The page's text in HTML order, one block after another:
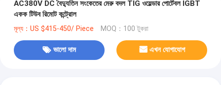
AC380V DC বৈদ্যুতিন সংকেতের মেরু বদল TIG ওয়েল্ডার পোর্টেবল IGBT
একক টিউব রিমোট কন্ট্রোল
মূল্য：US $415-450/ Piece MOQ：100 টুকরা
ভালো দাম এখন যোগাযোগ